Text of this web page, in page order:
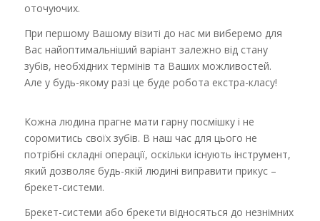
оточуючих.
При першому Вашому візиті до нас ми виберемо для
Вас найоптимальніший варіант залежно від стану
зубів, необхідних термінів та Ваших можливостей.
Але у будь-якому разі це буде робота екстра-класу!
Кожна людина прагне мати гарну посмішку і не
соромитись своїх зубів. В наш час для цього не
потрібні складні операції, оскільки існують інструмент,
який дозволяє будь-якій людині виправити прикус –
брекет-системи.
Брекет-системи або брекети відносяться до незнімних